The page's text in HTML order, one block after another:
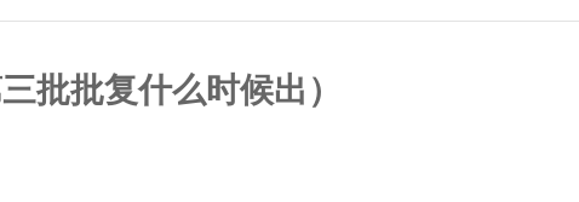
批批复什么时候出）